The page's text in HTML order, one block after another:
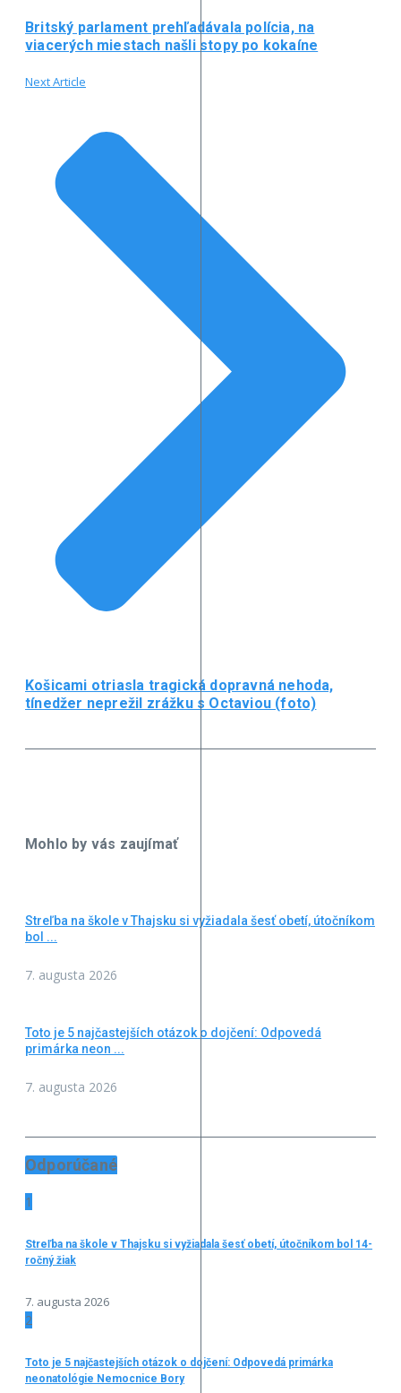
Britský parlament prehľadávala polícia, na
viacerých miestach našli stopy po kokaíne
Next Article
Košicami otriasla tragická dopravná nehoda,
tínedžer neprežil zrážku s Octaviou (foto)
Mohlo by vás zaujímať
Streľba na škole v Thajsku si vyžiadala šesť obetí, útočníkom
bol ...
7. augusta 2026
Toto je 5 najčastejších otázok o dojčení: Odpovedá
primárka neon ...
7. augusta 2026
Odporúčané
1
Streľba na škole v Thajsku si vyžiadala šesť obetí, útočníkom bol 14-
ročný žiak
7. augusta 2026
2
Toto je 5 najčastejších otázok o dojčení: Odpovedá primárka
neonatológie Nemocnice Bory